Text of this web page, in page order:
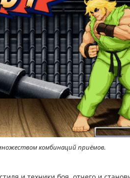
комбинаций приёмов.